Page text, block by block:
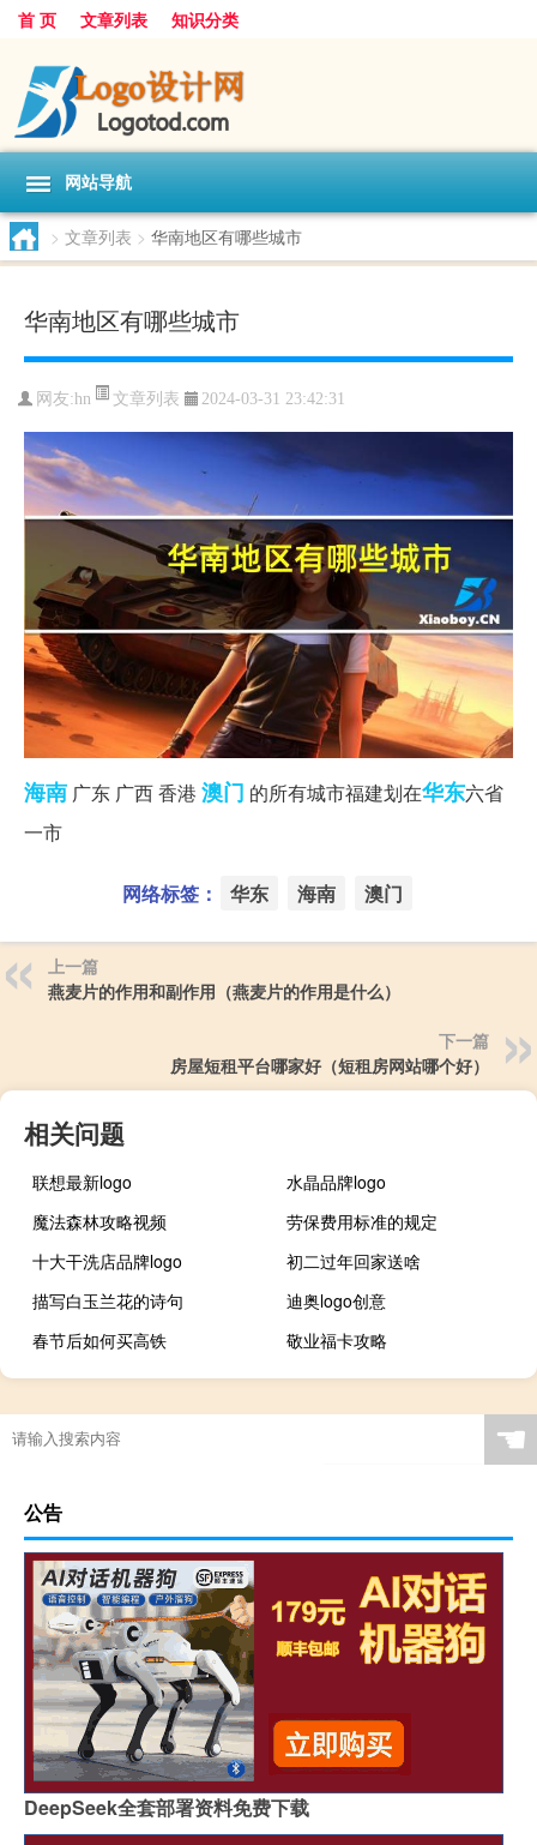
首 页 文章列表 知识分类
网站导航
> 文章列表 > 华南地区有哪些城市
华南地区有哪些城市
网友:hn 文章列表 2024-03-31 23:42:31
海南 广东 广西 香港 澳门 的所有城市福建划在华东六省
一市
网络标签： 华东 海南 澳门
上一篇
燕麦片的作用和副作用（燕麦片的作用是什么）
下一篇
房屋短租平台哪家好（短租房网站哪个好）
相关问题
联想最新logo
水晶品牌logo
魔法森林攻略视频
劳保费用标准的规定
十大干洗店品牌logo
初二过年回家送啥
描写白玉兰花的诗句
迪奥logo创意
春节后如何买高铁
敬业福卡攻略
☚
公告
DeepSeek全套部署资料免费下载